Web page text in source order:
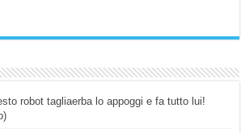
robot tagliaerba lo appoggi e fa tutto lui!